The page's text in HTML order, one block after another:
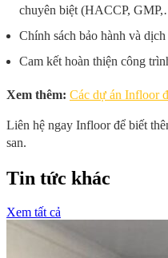
chuyên biệt (HACCP,
Chính sách bảo hành và
Cam kết hoàn thiện công
Xem thêm: Các dự án Infloor
Liên hệ ngay Infloor để biết
san.
Tin tức khác
Xem tất cả